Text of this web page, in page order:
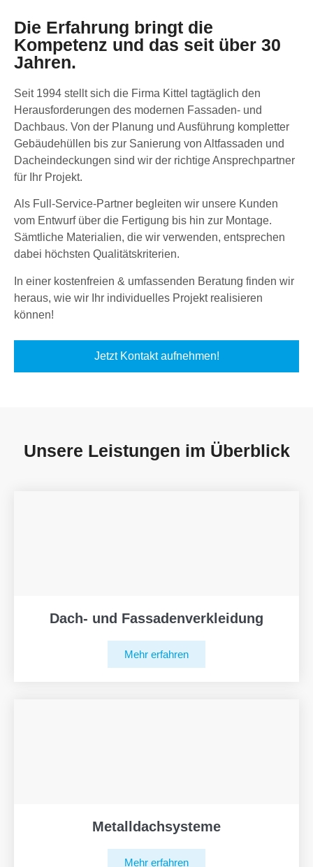
Die Erfahrung bringt die
Kompetenz und das seit über 30
Jahren.
Seit 1994 stellt sich die Firma Kittel tagtäglich den
Herausforderungen des modernen Fassaden- und
Dachbaus. Von der Planung und Ausführung kompletter
Gebäudehüllen bis zur Sanierung von Altfassaden und
Dacheindeckungen sind wir der richtige Ansprechpartner
für Ihr Projekt.
Als Full-Service-Partner begleiten wir unsere Kunden
vom Entwurf über die Fertigung bis hin zur Montage.
Sämtliche Materialien, die wir verwenden, entsprechen
dabei höchsten Qualitätskriterien.
In einer kostenfreien & umfassenden Beratung finden wir
heraus, wie wir Ihr individuelles Projekt realisieren
können!
Jetzt Kontakt aufnehmen!
Unsere Leistungen im Überblick
Dach- und Fassadenverkleidung
Mehr erfahren
Metalldachsysteme
Mehr erfahren